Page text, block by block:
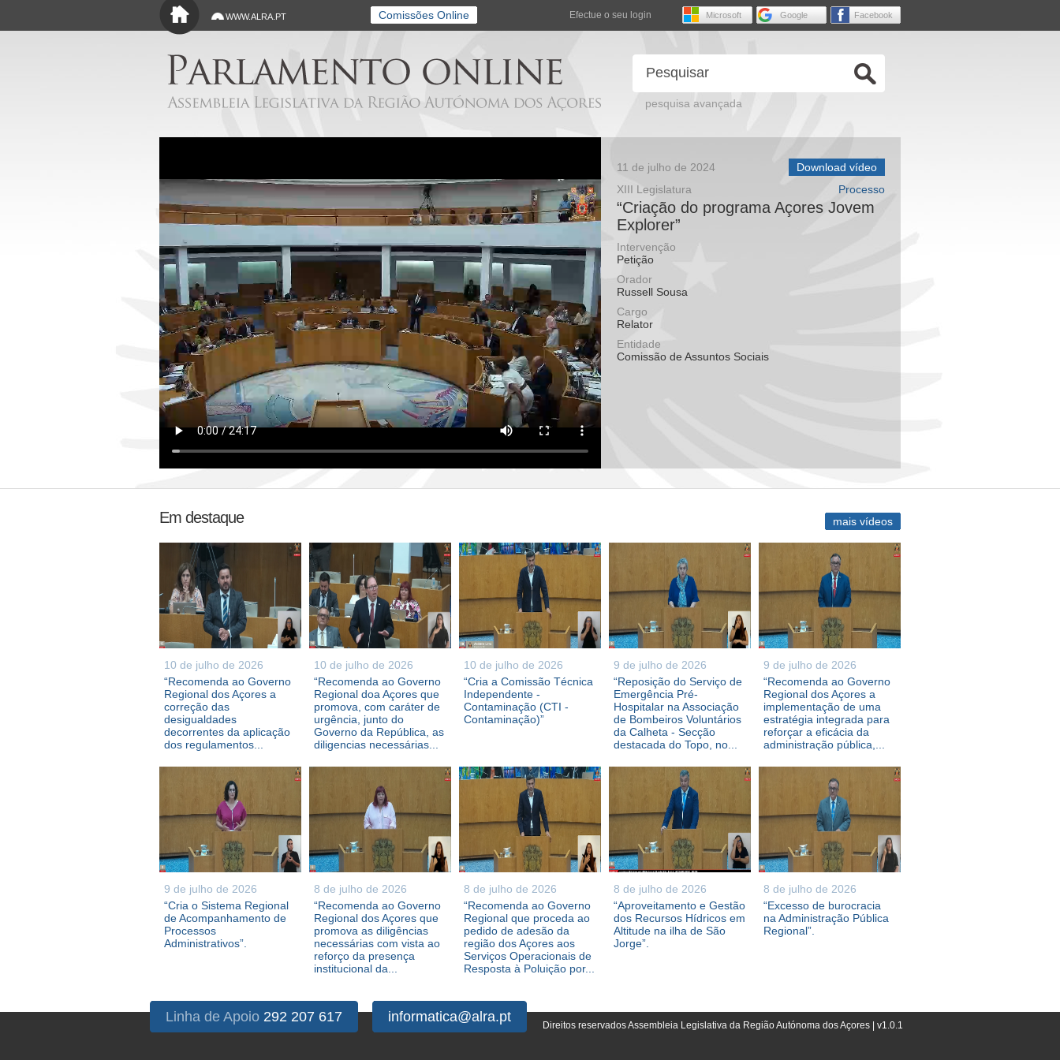
Saltar para o conteúdo principal
WWW.ALRA.PT Comissões Online Efectue o seu login Facebook
Google
Microsoft
pesquisa avançada
11 de julho de 2024
Download vídeo
Processo
XIII Legislatura
“Criação do programa Açores Jovem
Explorer”
Intervenção
Petição
Orador
Russell Sousa
Cargo
Relator
Entidade
Comissão de Assuntos Sociais
Em destaque
10 de julho de 2026
“Recomenda ao Governo
Regional dos Açores a
correção das
desigualdades
decorrentes da aplicação
dos regulamentos...
10 de julho de 2026
“Recomenda ao Governo
Regional doa Açores que
promova, com caráter de
urgência, junto do
Governo da República, as
diligencias necessárias...
10 de julho de 2026
“Cria a Comissão Técnica
Independente -
Contaminação (CTI -
Contaminação)”
9 de julho de 2026
“Reposição do Serviço de
Emergência Pré-
Hospitalar na Associação
de Bombeiros Voluntários
da Calheta - Secção
destacada do Topo, no...
9 de julho de 2026
“Recomenda ao Governo
Regional dos Açores a
implementação de uma
estratégia integrada para
reforçar a eficácia da
administração pública,...
9 de julho de 2026
“Cria o Sistema Regional
de Acompanhamento de
Processos
Administrativos”.
8 de julho de 2026
“Recomenda ao Governo
Regional dos Açores que
promova as diligências
necessárias com vista ao
reforço da presença
institucional da...
8 de julho de 2026
“Recomenda ao Governo
Regional que proceda ao
pedido de adesão da
região dos Açores aos
Serviços Operacionais de
Resposta à Poluição por...
8 de julho de 2026
“Aproveitamento e Gestão
dos Recursos Hídricos em
Altitude na ilha de São
Jorge”.
8 de julho de 2026
“Excesso de burocracia
na Administração Pública
Regional”.
mais vídeos
Linha de Apoio 292 207 617 informatica@alra.pt
Direitos reservados Assembleia Legislativa da Região Autónoma dos Açores | v1.0.1